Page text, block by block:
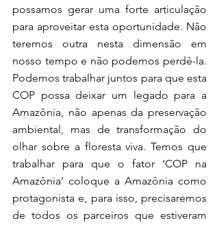
possamos gerar uma forte articulação
para aproveitar esta oportunidade. Não
teremos outra nesta dimensão em
nosso tempo e não podemos perdê-la.
Podemos trabalhar juntos para que esta
COP possa deixar um legado para a
Amazônia, não apenas da preservação
ambiental, mas de transformação do
olhar sobre a floresta viva. Temos que
trabalhar para que o fator ‘COP na
Amazônia’ coloque a Amazônia como
protagonista e, para isso, precisaremos
de todos os parceiros que estiveram